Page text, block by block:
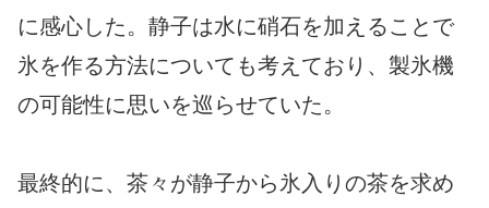
に感心した。静子は水に硝石を加えることで
氷を作る方法についても考えており、製氷機
の可能性に思いを巡らせていた。
最終的に、茶々が静子から氷入りの茶を求め